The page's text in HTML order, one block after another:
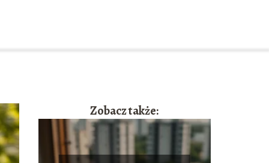
Zobacz także: